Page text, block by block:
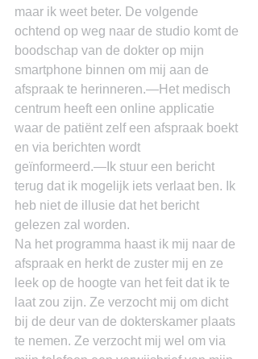
maar ik weet beter. De volgende
ochtend op weg naar de studio komt de
boodschap van de dokter op mijn
smartphone binnen om mij aan de
afspraak te herinneren.―Het medisch
centrum heeft een online applicatie
waar de patiënt zelf een afspraak boekt
en via berichten wordt
geïnformeerd.―Ik stuur een bericht
terug dat ik mogelijk iets verlaat ben. Ik
heb niet de illusie dat het bericht
gelezen zal worden.
Na het programma haast ik mij naar de
afspraak en herkt de zuster mij en ze
leek op de hoogte van het feit dat ik te
laat zou zijn. Ze verzocht mij om dicht
bij de deur van de dokterskamer plaats
te nemen. Ze verzocht mij wel om via